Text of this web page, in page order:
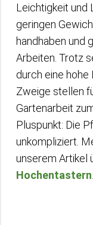
Leichtigkeit und
geringen
handhaben und
Arbeiten. Trotz
durch eine hohe
Zweige stellen
Gartenarbeit
Pluspunkt: Die
unkompliziert.
unserem Artikel
Hochentastern